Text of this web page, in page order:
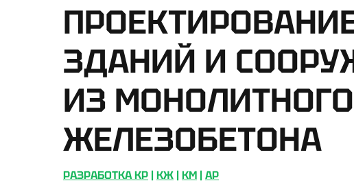
ЗДАНИЙ И
ИЗ МОНОЛИТНОГО
ЖЕЛЕЗОБЕТОНА
РАЗРАБОТКА КР | КЖ | КМ | АР